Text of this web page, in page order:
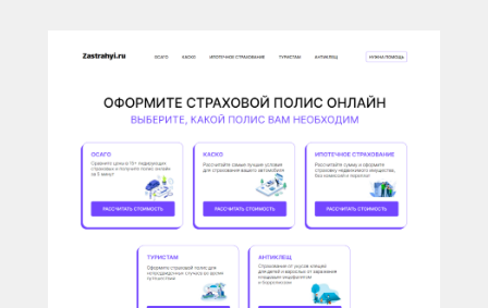
У ВАС ЕСТЬ САЙТ,
НО РЕКЛАМА НЕ ПРИНОСИТ
ЖЕЛАЕМОГО КОЛИЧЕСТВА
ЗАЯВОК?